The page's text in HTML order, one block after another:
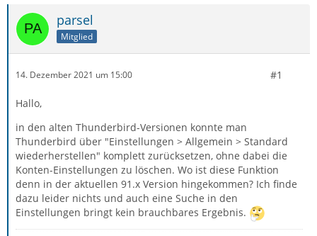
parsel
Mitglied
14. Dezember 2021 um 15:00 #1
Hallo,
in den alten Thunderbird-Versionen konnte man
Thunderbird über "Einstellungen > Allgemein > Standard
wiederherstellen" komplett zurücksetzen, ohne dabei die
Konten-Einstellungen zu löschen. Wo ist diese Funktion
denn in der aktuellen 91.x Version hingekommen? Ich finde
dazu leider nichts und auch eine Suche in den
Einstellungen bringt kein brauchbares Ergebnis.